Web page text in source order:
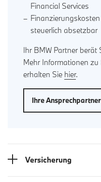
Financial Services
steuerlich absetzbar
Ihr BMW Partner berät
Mehr Informationen zu
erhalten Sie hier.
Ihre Ansprechpartner
Versicherung